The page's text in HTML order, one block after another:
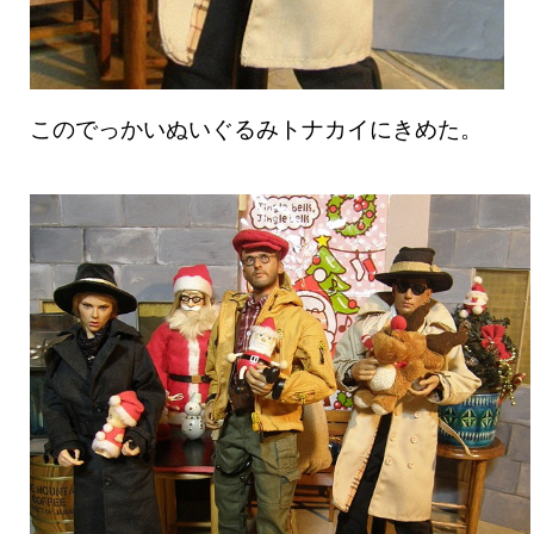
このでっかいぬいぐるみトナカイにきめた。